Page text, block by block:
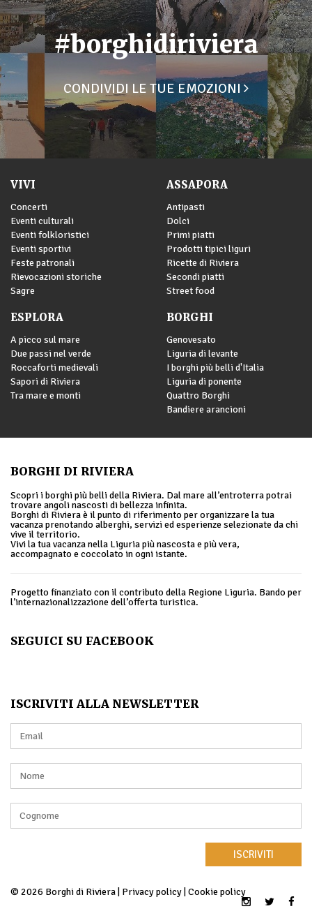
#borghidiriviera
CONDIVIDI LE TUE EMOZIONI
VIVI
Concerti
Eventi culturali
Eventi folkloristici
Eventi sportivi
Feste patronali
Rievocazioni storiche
Sagre
ASSAPORA
Antipasti
Dolci
Primi piatti
Prodotti tipici liguri
Ricette di Riviera
Secondi piatti
Street food
ESPLORA
A picco sul mare
Due passi nel verde
Roccaforti medievali
Sapori di Riviera
Tra mare e monti
BORGHI
Genovesato
Liguria di levante
I borghi più belli d'Italia
Liguria di ponente
Quattro Borghi
Bandiere arancioni
BORGHI DI RIVIERA
Scopri i borghi più belli della Riviera. Dal mare all’entroterra potrai
trovare angoli nascosti di bellezza infinita.
Borghi di Riviera è il punto di riferimento per organizzare la tua
vacanza prenotando alberghi, servizi ed esperienze selezionate da chi
vive il territorio.
Vivi la tua vacanza nella Liguria più nascosta e più vera,
accompagnato e coccolato in ogni istante.
Progetto finanziato con il contributo della Regione Liguria. Bando per
l’internazionalizzazione dell’offerta turistica.
SEGUICI SU FACEBOOK
ISCRIVITI ALLA NEWSLETTER
ISCRIVITI
© 2026 Borghi di Riviera | Privacy policy Cookie policy